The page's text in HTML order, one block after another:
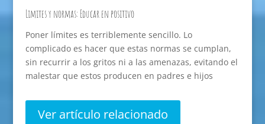
Limites y normas: Educar en positivo
Poner límites es terriblemente sencillo. Lo
complicado es hacer que estas normas se cumplan,
sin recurrir a los gritos ni a las amenazas, evitando el
malestar que estos producen en padres e hijos
Ver artículo relacionado